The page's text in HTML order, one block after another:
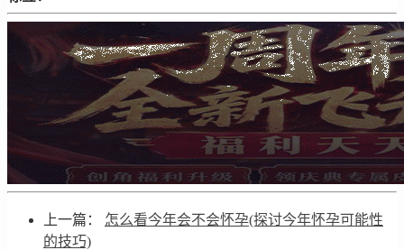
上一篇： 怎么看今年会不会怀孕(探讨今年怀孕可能性
的技巧)